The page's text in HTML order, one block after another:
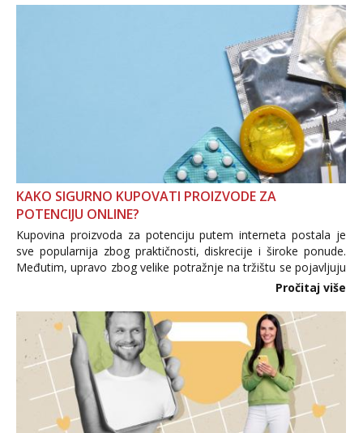
KAKO SIGURNO KUPOVATI PROIZVODE ZA
POTENCIJU ONLINE?
Kupovina proizvoda za potenciju putem interneta postala je
sve popularnija zbog praktičnosti, diskrecije i široke ponude.
Međutim, upravo zbog velike potražnje na tržištu se pojavljuju
i brojni krivotvoreni proizvodi, nepouzdane internetske
Pročitaj više